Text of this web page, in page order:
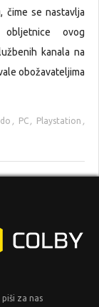
čime se nastavlja
ovog
kanala na
obožavateljima
, PC , Playstation ,
piši za nas